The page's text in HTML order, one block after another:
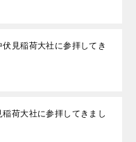
見稲荷大社に参拝してき
荷大社に参拝してきまし